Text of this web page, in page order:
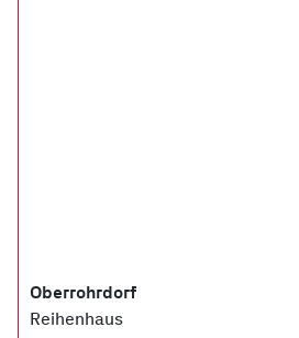
Oberrohrdorf
Reihenhaus